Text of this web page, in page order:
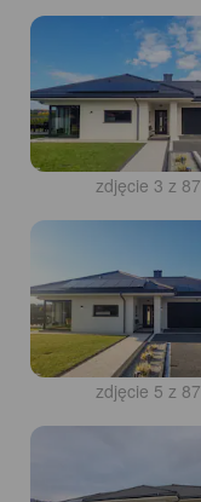
zdjęcie 3 z 87
zdjęcie 5 z 87